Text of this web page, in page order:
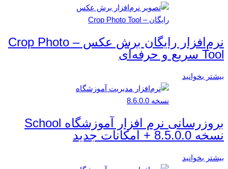
نرم‌افزار رایگان برش عکس – Crop Photo
Tool سریع و حرفه‌ای
بیشتر بخوانید
بروزرسانی نرم افزار آموزشگاه School
نسخه 8.5.0.0 + امکانات جدید
بیشتر بخوانید